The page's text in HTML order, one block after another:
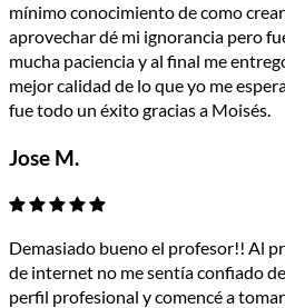
mínimo conocimiento de como
aprovechar dé mi ignorancia pero
mucha paciencia y al final me
mejor calidad de lo que yo me
fue todo un éxito gracias a Moisés.
Jose M.
Demasiado bueno el profesor!! Al
de internet no me sentía confiado
perfil profesional y comencé a